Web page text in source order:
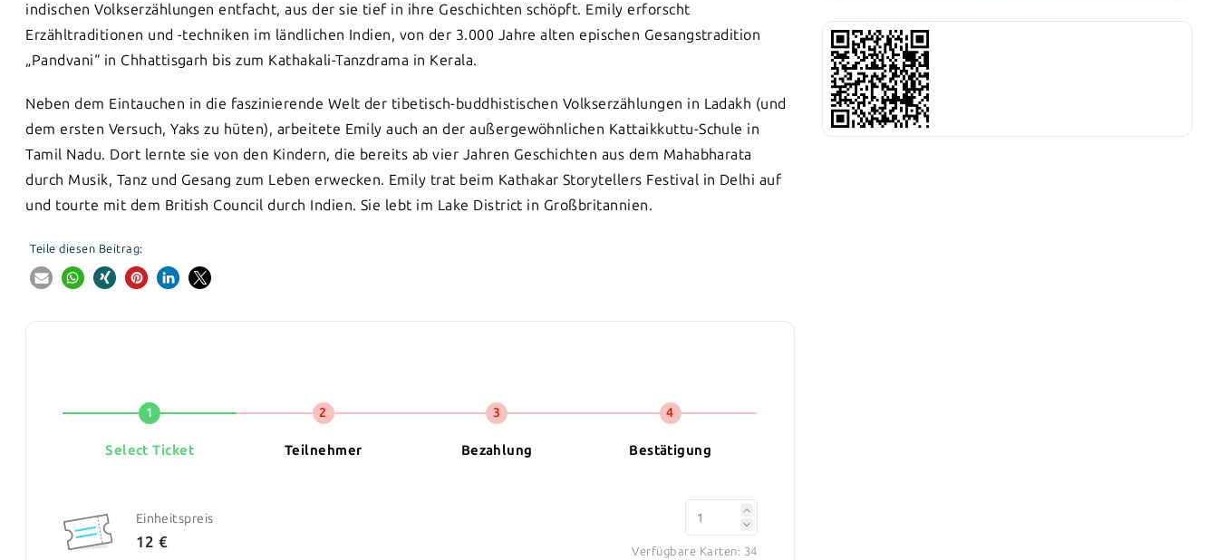
indischen Volkserzählungen entfacht, aus der sie tief in ihre Geschichten schöpft. Emily erforscht
Erzähltraditionen und -techniken im ländlichen Indien, von der 3.000 Jahre alten epischen Gesangstradition
„Pandvani“ in Chhattisgarh bis zum Kathakali-Tanzdrama in Kerala.
Neben dem Eintauchen in die faszinierende Welt der tibetisch-buddhistischen Volkserzählungen in Ladakh (und
dem ersten Versuch, Yaks zu hüten), arbeitete Emily auch an der außergewöhnlichen Kattaikkuttu-Schule in
Tamil Nadu. Dort lernte sie von den Kindern, die bereits ab vier Jahren Geschichten aus dem Mahabharata
durch Musik, Tanz und Gesang zum Leben erwecken. Emily trat beim Kathakar Storytellers Festival in Delhi auf
und tourte mit dem British Council durch Indien. Sie lebt im Lake District in Großbritannien.
Teile diesen Beitrag:
1
Select Ticket
2
Teilnehmer
3
Bezahlung
4
Bestätigung
Einheitspreis
12 €
Verfügbare Karten: 34